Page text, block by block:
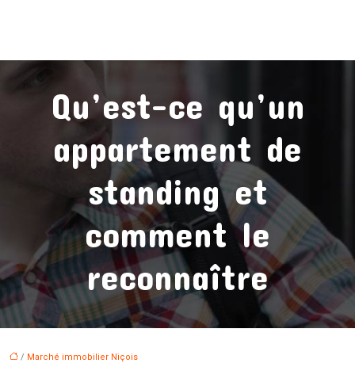
Qu’est-ce qu’un
appartement de
standing et
comment le
reconnaître
/ Marché immobilier Niçois